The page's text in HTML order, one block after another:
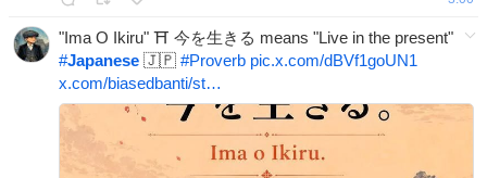
"Ima O Ikiru" ⛩️ 今を生きる means "Live in the present"
#Japanese 🇯🇵 #Proverb pic.x.com/dBVf1goUN1
x.com/biasedbanti/st…